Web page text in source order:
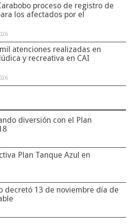
proceso de registro de
los afectados por el
atenciones realizadas en
y recreativa en CAI
diversión con el Plan
Plan Tanque Azul en
decretó 13 de noviembre día de